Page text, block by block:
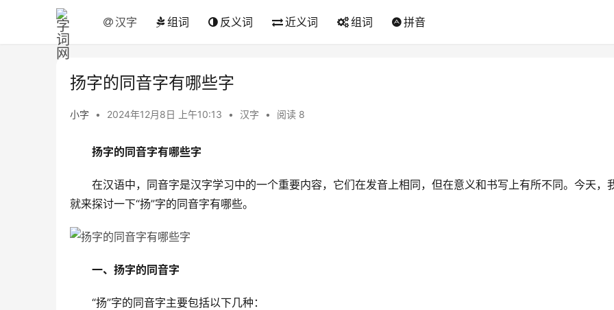
汉字 组词 反义词 近义词 组词 拼音
扬字的同音字有哪些字
小字 • 2024年12月8日 上午10:13 • 汉字 • 阅读 8
扬字的同音字有哪些字
在汉语中，同音字是汉字学习中的一个重要内容，它们在发音上相同，但在意义和书写上有所不同。今天，
就来探讨一下“扬”字的同音字有哪些。
一、扬字的同音字
“扬”字的同音字主要包括以下几种：